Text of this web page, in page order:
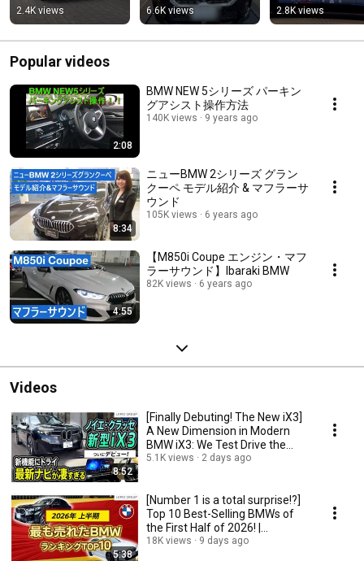
Next-Dimension
Neue Klasse—
Everything You ...
2.4K views
Selling BMWs! |
Explained by an Offi...
6.6K views
Shortcuts on the
Curved Display
Navigation
2.8K views
Popular videos
2:08
BMW NEW 5シリーズ パーキン
グアシスト操作方法
140K views 9 years ago
8:34
ニューBMW 2シリーズ グラン
クーペ モデル紹介 & マフラーサ
ウンド
105K views 6 years ago
4:55
【M850i Coupe エンジン・マフ
ラーサウンド】Ibaraki BMW
82K views 6 years ago
Videos
8:52
[Finally Debuting! The New iX3]
A New Dimension in Modern
BMW iX3: We Test Drive the
New BMW iX3 ...
5.1K views 2 days ago
5:38
[Number 1 is a total surprise!?]
Top 10 Best-Selling BMWs of
the First Half of 2026! |
Explained ...
18K views 9 days ago